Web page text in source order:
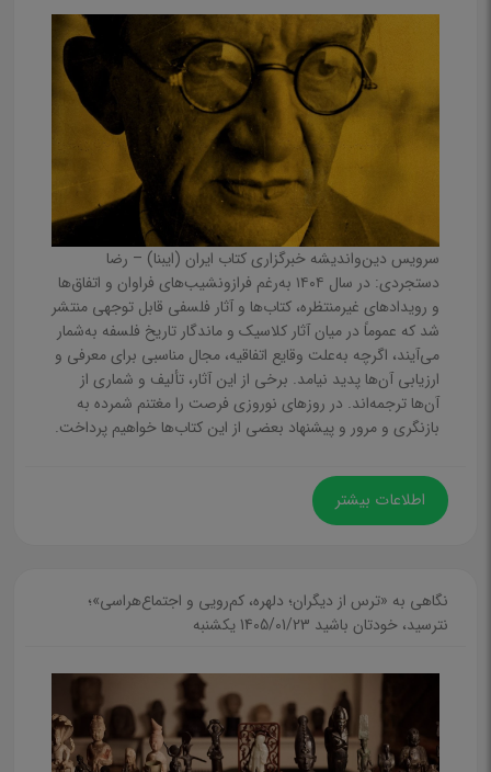
تاریخ ادبیات
نظم و نثر به زبان‌های دیگر
مقاله
اقتصاد، مدیریت و بازرگانی
بهداشت و سلامت
تاریخ
تاریخ، روایات، متون و مستندات ایران
تاریخ، روایات، متون و مستندات جهان
سفرنامه‌، سرگذشتنامه، مصاحبه و بزرگداشت
تاریخ ادیان
تاریخ هنر
تاریخ فلسفه
تغذیه و آشپزی
فرهنگ و دایرة المعارف و لغت نامه و مرجع
مکاتب و ادیان
آئین و مکاتب شرقی
آئین و مکاتب غــربی
آئین و مکاتب اسلامی
سرویس دین‌واندیشه خبرگزاری کتاب ایران (ایبنا) – رضا
دستجردی: در سال ۱۴۰۴ به‌رغم فرازونشیب‌های فراوان و اتفاق‌ها
و رویدادهای غیرمنتظره، کتاب‌ها و آثار فلسفی قابل توجهی منتشر
شد که عموماً در میان آثار کلاسیک و ماندگار تاریخ فلسفه به‌شمار
می‌آیند، اگرچه به‌علت وقایع اتفاقیه، مجال مناسبی برای معرفی و
ارزیابی آن‌ها پدید نیامد. برخی از این آثار، تألیف و شماری از
آن‌ها ترجمه‌اند. در روزهای نوروزی فرصت را مغتنم شمرده به
بازنگری و مرور و پیشنهاد بعضی از این کتاب‌ها خواهیم پرداخت.
اطلاعات بیشتر
نگاهی به «ترس از دیگران؛ دلهره، کم‌رویی و اجتماع‌هراسی»؛
نترسید، خودتان باشید 1405/01/23 يكشنبه